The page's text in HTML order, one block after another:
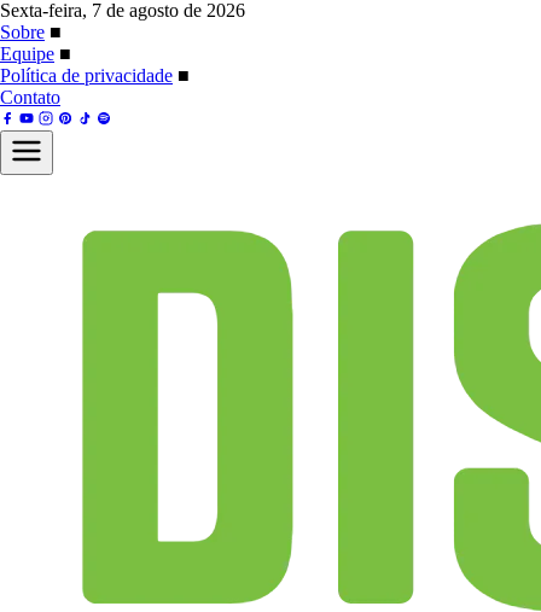
Sexta-feira, 7 de agosto de 2026
Sobre ■
Equipe ■
Política de privacidade ■
Contato